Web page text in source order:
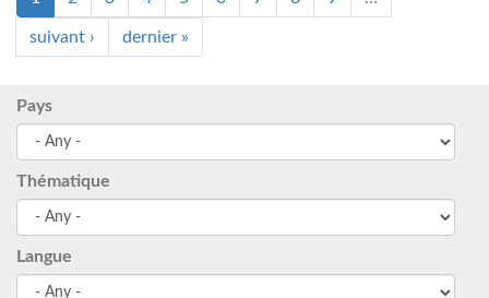
suivant › dernier »
Pays
Thématique
Langue